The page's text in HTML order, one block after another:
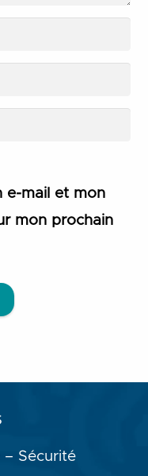
e-mail et mon
mon prochain
– Sécurité